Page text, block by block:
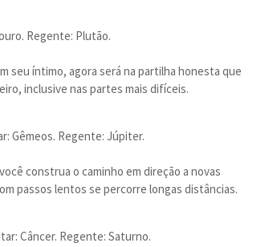
Regente: Plutão.
seu íntimo, agora será na partilha honesta que
inclusive nas partes mais difíceis.
Gêmeos. Regente: Júpiter.
construa o caminho em direção a novas
passos lentos se percorre longas distâncias.
Câncer. Regente: Saturno.